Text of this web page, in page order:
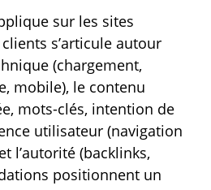
sur les sites
s’articule autour
(chargement,
mobile), le contenu
mots-clés, intention de
utilisateur (navigation
l’autorité (backlinks,
positionnent un